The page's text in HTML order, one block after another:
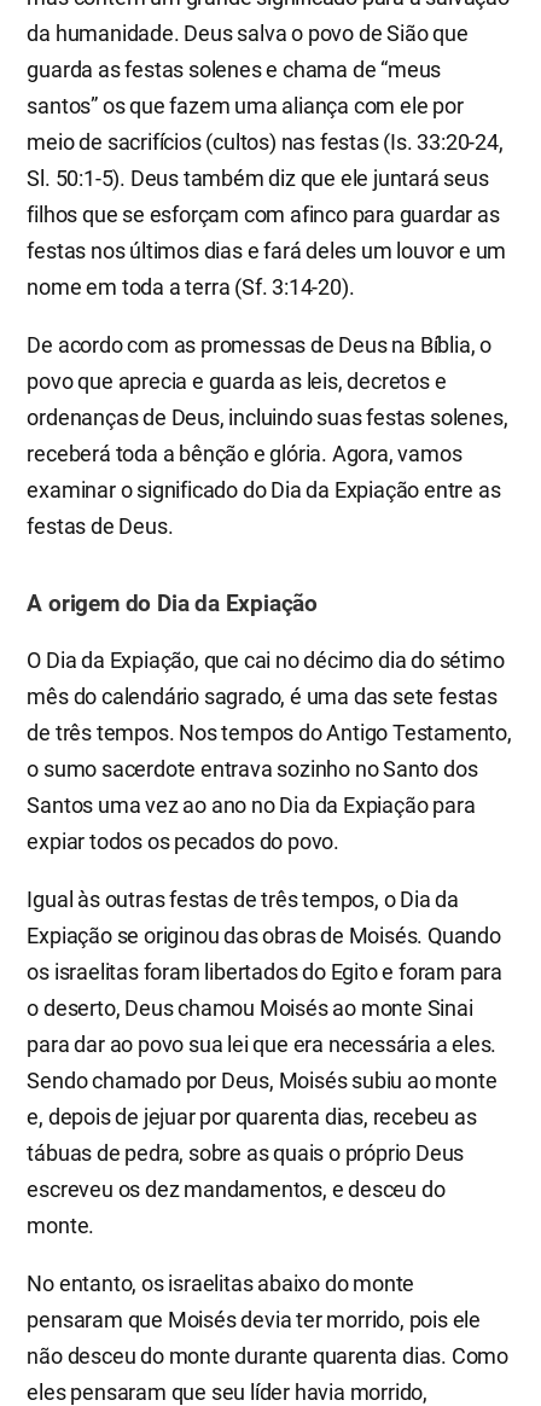
da humanidade. Deus salva o povo de Sião que
guarda as festas solenes e chama de “meus
santos” os que fazem uma aliança com ele por
meio de sacrifícios (cultos) nas festas (Is. 33:20-24,
Sl. 50:1-5). Deus também diz que ele juntará seus
filhos que se esforçam com afinco para guardar as
festas nos últimos dias e fará deles um louvor e um
nome em toda a terra (Sf. 3:14-20).
De acordo com as promessas de Deus na Bíblia, o
povo que aprecia e guarda as leis, decretos e
ordenanças de Deus, incluindo suas festas solenes,
receberá toda a bênção e glória. Agora, vamos
examinar o significado do Dia da Expiação entre as
festas de Deus.
A origem do Dia da Expiação
O Dia da Expiação, que cai no décimo dia do sétimo
mês do calendário sagrado, é uma das sete festas
de três tempos. Nos tempos do Antigo Testamento,
o sumo sacerdote entrava sozinho no Santo dos
Santos uma vez ao ano no Dia da Expiação para
expiar todos os pecados do povo.
Igual às outras festas de três tempos, o Dia da
Expiação se originou das obras de Moisés. Quando
os israelitas foram libertados do Egito e foram para
o deserto, Deus chamou Moisés ao monte Sinai
para dar ao povo sua lei que era necessária a eles.
Sendo chamado por Deus, Moisés subiu ao monte
e, depois de jejuar por quarenta dias, recebeu as
tábuas de pedra, sobre as quais o próprio Deus
escreveu os dez mandamentos, e desceu do
monte.
No entanto, os israelitas abaixo do monte
pensaram que Moisés devia ter morrido, pois ele
não desceu do monte durante quarenta dias. Como
eles pensaram que seu líder havia morrido,